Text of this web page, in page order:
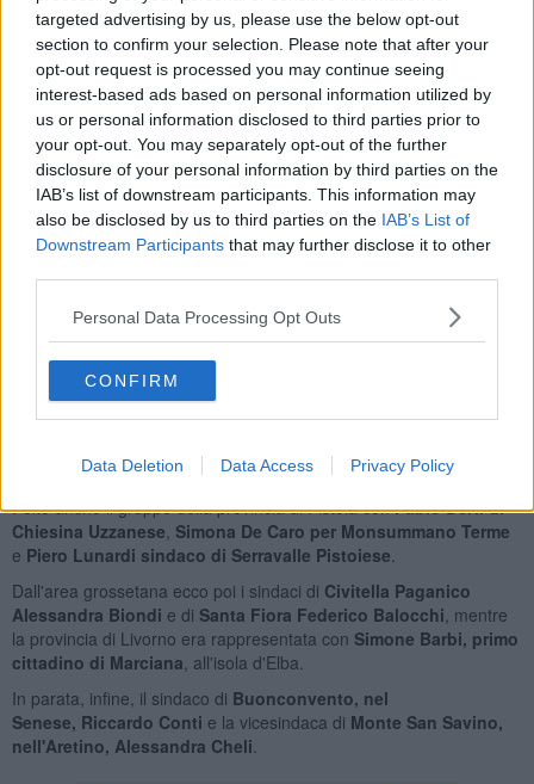
targeted advertising by us, please use the below opt-out
section to confirm your selection. Please note that after your
opt-out request is processed you may continue seeing
interest-based ads based on personal information utilized by
us or personal information disclosed to third parties prior to
your opt-out. You may separately opt-out of the further
disclosure of your personal information by third parties on the
IAB’s list of downstream participants. This information may
also be disclosed by us to third parties on the IAB’s List of
Downstream Participants that may further disclose it to other
Personal Data Processing Opt Outs
CONFIRM
Data Deletion Data Access Privacy Policy
L'area pisana era presente con la sindaca diCapannoli Arianna
Cecchinie con i sindaciDavid Bacci di Crespina Lorenzana
Roberto Giannoni per Santa Croce sull'Arno.
Folto anche il gruppo della provincia di Pistoia conFabio Berti di
Chiesina Uzzanese, Simona De Caro per Monsummano Terme
e Piero Lunardi sindaco di Serravalle Pistoiese.
Dall'area grossetana ecco poi i sindaci di Civitella Paganico
Alessandra Biondi e di Santa Fiora Federico Balocchi, mentre
la provincia di Livorno era rappresentata con Simone Barbi, primo
cittadino di Marciana, all'isola d'Elba.
In parata, infine, il sindaco di Buonconvento, nel
Senese, Riccardo Conti e la vicesindaca di Monte San Savino,
nell'Aretino, Alessandra Cheli.